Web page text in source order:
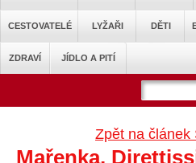
CESTOVATELÉ LYŽAŘI DĚTI
ZDRAVÍ JÍDLO A PITÍ
Zpět na článek
Mařenka,